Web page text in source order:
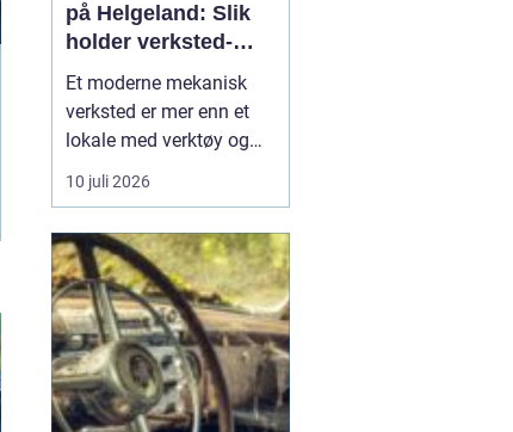
på Helgeland: Slik
holder verksted-
maskiner i gang
Et moderne mekanisk
verksted er mer enn et
lokale med verktøy og
sveiseapparat. For
mange bedrifter er
som sørger for at
maskiner, kjøretøy og
produksjonsutstyr ikke
står stille. Når e...
10 juli 2026